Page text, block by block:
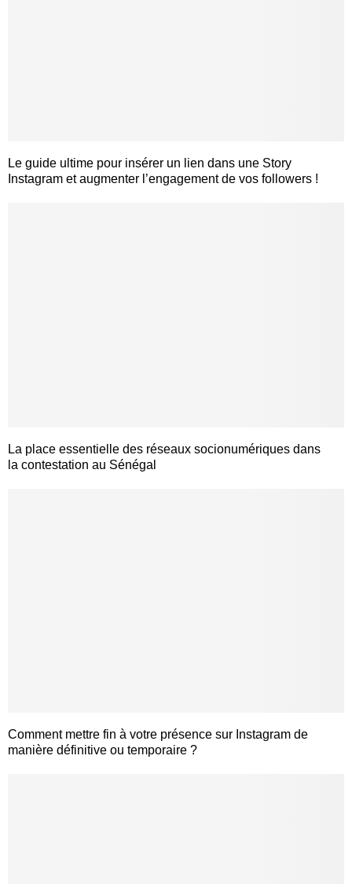
Le guide ultime pour insérer un lien dans une Story
Instagram et augmenter l’engagement de vos followers !
La place essentielle des réseaux socionumériques dans
la contestation au Sénégal
Comment mettre fin à votre présence sur Instagram de
manière définitive ou temporaire ?